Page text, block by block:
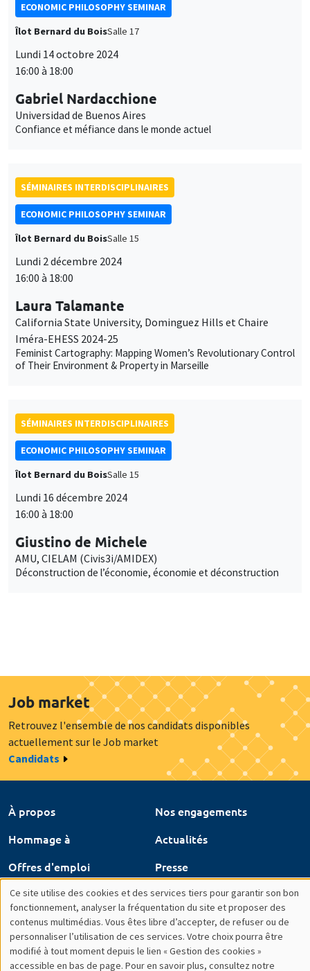
ECONOMIC PHILOSOPHY SEMINAR
Îlot Bernard du BoisSalle 17
Lundi 14 octobre 2024
16:00 à 18:00
Gabriel Nardacchione
Universidad de Buenos Aires
Confiance et méfiance dans le monde actuel
SÉMINAIRES INTERDISCIPLINAIRES
ECONOMIC PHILOSOPHY SEMINAR
Îlot Bernard du BoisSalle 15
Lundi 2 décembre 2024
16:00 à 18:00
Laura Talamante
California State University, Dominguez Hills et Chaire
Iméra-EHESS 2024-25
Feminist Cartography: Mapping Women’s Revolutionary Control
of Their Environment & Property in Marseille
SÉMINAIRES INTERDISCIPLINAIRES
ECONOMIC PHILOSOPHY SEMINAR
Îlot Bernard du BoisSalle 15
Lundi 16 décembre 2024
16:00 à 18:00
Giustino de Michele
AMU, CIELAM (Civis3i/AMIDEX)
Déconstruction de l’économie, économie et déconstruction
Job market
Retrouvez l'ensemble de nos candidats disponibles
actuellement sur le Job market
Candidats
À propos
Nos engagements
Hommage à
Actualités
Offres d'emploi
Presse
Mentions légales
Gestion des cookies
Intranet
Utilisation
des
données
Ce site utilise des cookies et des services tiers pour garantir son bon
fonctionnement, analyser la fréquentation du site et proposer des
contenus multimédias. Vous êtes libre d’accepter, de refuser ou de
personnaliser l’utilisation de ces services. Votre choix pourra être
modifié à tout moment depuis le lien « Gestion des cookies »
accessible en bas de page. Pour en savoir plus, consultez notre